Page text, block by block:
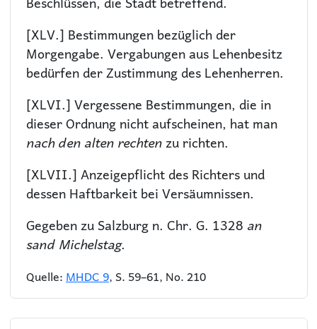
[XLV.] Bestimmungen bezüglich der
Morgengabe. Vergabungen aus Lehenbesitz
bedürfen der Zustimmung des Lehenherren.
[XLVI.] Vergessene Bestimmungen, die in
dieser Ordnung nicht aufscheinen, hat man
nach den alten rechten zu richten.
[XLVII.] Anzeigepflicht des Richters und
dessen Haftbarkeit bei Versäumnissen.
Gegeben zu Salzburg n. Chr. G. 1328 an
sand Michelstag.
Quelle: MHDC 9, S. 59–61, No. 210